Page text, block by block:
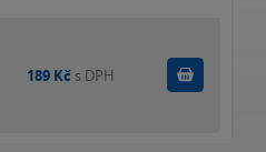
189 Kč s DPH